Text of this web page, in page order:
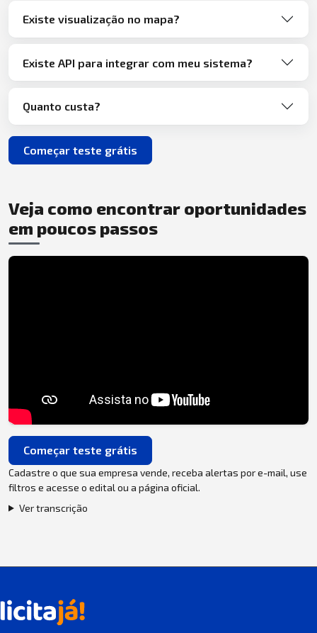
Existe visualização no mapa?
Existe API para integrar com meu sistema?
Quanto custa?
Começar teste grátis
Veja como encontrar oportunidades
em poucos passos
Começar teste grátis
Cadastre o que sua empresa vende, receba alertas por e-mail, use
filtros e acesse o edital ou a página oficial.
Ver transcrição